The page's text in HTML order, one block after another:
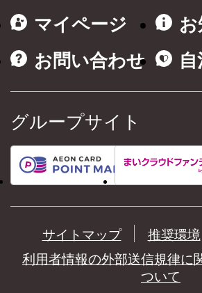
マイページ
お問い合わせ
グループサイト
サイトマップ 推奨環境
利用者情報の外部送信規律に
ついて